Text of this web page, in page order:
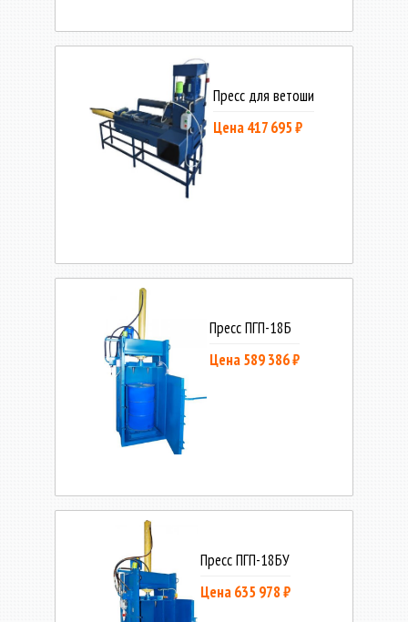
Пресс для ветоши
Цена 417 695 ₽
Пресс ПГП-18Б
Цена 589 386 ₽
Пресс ПГП-18БУ
Цена 635 978 ₽